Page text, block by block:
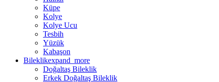
Küpe
Kolye
Kolye Ucu
Tesbih
Yüzük
Kabaşon
Bileklikexpand_more
Doğaltaş Bileklik
Erkek Doğaltaş Bileklik